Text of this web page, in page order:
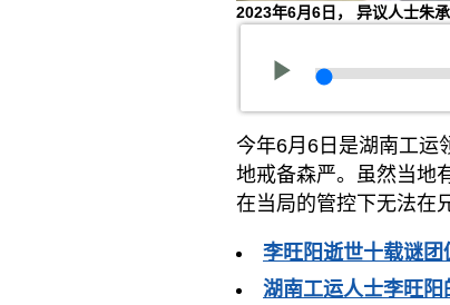
2023年6月6日， 异议人士朱
今年6月6日是湖南工运
地戒备森严。虽然当地
在当局的管控下无法在
李旺阳逝世十载谜
湖南工运人士李旺